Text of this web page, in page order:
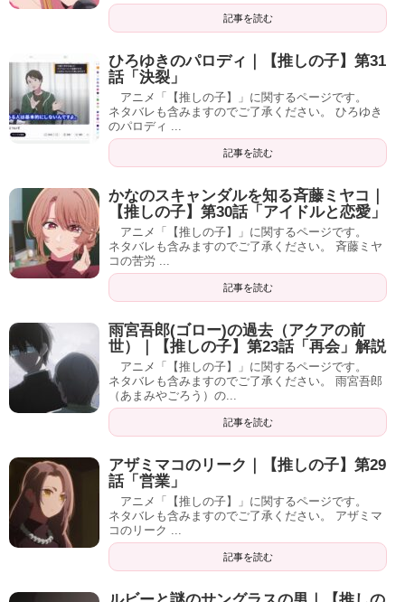
記事を読む
ひろゆきのパロディ｜【推しの子】第31
話「決裂」
アニメ「【推しの子】」に関するページです。
ネタバレも含みますのでご了承ください。 ひろゆき
のパロディ ...
記事を読む
かなのスキャンダルを知る斉藤ミヤコ｜
【推しの子】第30話「アイドルと恋愛」
アニメ「【推しの子】」に関するページです。
ネタバレも含みますのでご了承ください。 斉藤ミヤ
コの苦労 ...
記事を読む
雨宮吾郎(ゴロー)の過去（アクアの前
世）｜【推しの子】第23話「再会」解説
アニメ「【推しの子】」に関するページです。
ネタバレも含みますのでご了承ください。 雨宮吾郎
（あまみやごろう）の...
記事を読む
アザミマコのリーク｜【推しの子】第29
話「営業」
アニメ「【推しの子】」に関するページです。
ネタバレも含みますのでご了承ください。 アザミマ
コのリーク ...
記事を読む